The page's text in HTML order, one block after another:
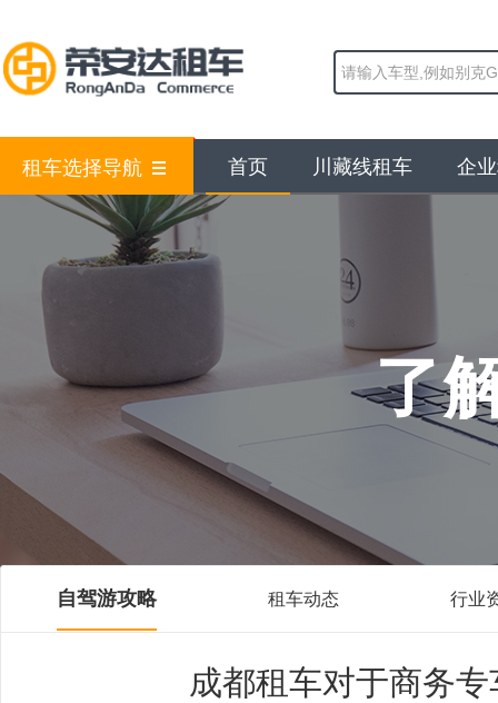
租车选择导航 首页 川藏线租车 企
了
自驾游攻略 租车动态 行业
成都租车对于商务